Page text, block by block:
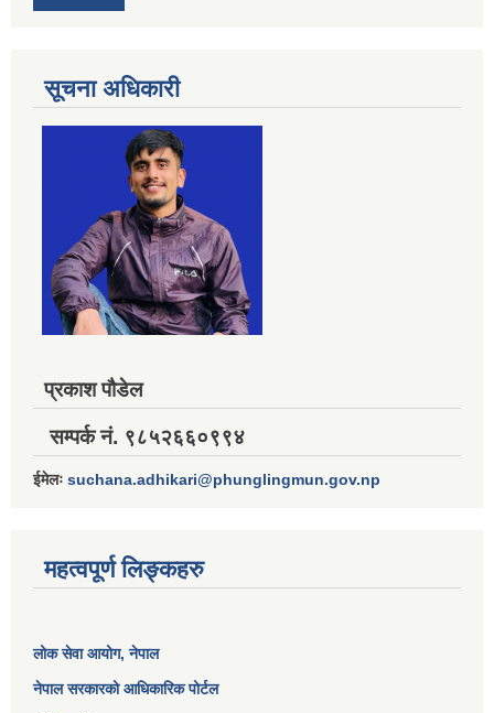
सूचना अधिकारी
प्रकाश पौडेल
सम्पर्क नं. ९८५२६६०९९४
ईमेलः suchana.adhikari@phunglingmun.gov.np
महत्वपूर्ण लिङ्कहरु
लोक सेवा आयोग, नेपाल
नेपाल सरकारको आधिकारिक पोर्टल